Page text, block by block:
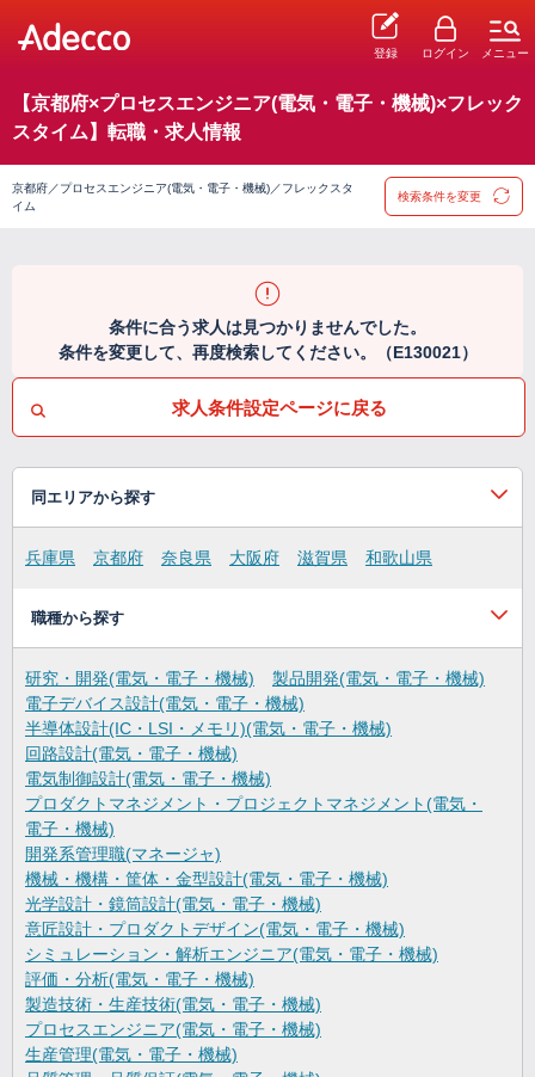
登録 ログイン メニュー
【京都府×プロセスエンジニア(電気・電子・機械)×フレック
スタイム】転職・求人情報
京都府／プロセスエンジニア(電気・電子・機械)／フレックスタ
イム
検索条件を変更
条件に合う求人は見つかりませんでした。
条件を変更して、再度検索してください。（E130021）
求人条件設定ページに戻る
同エリアから探す
兵庫県 京都府 奈良県 大阪府 滋賀県 和歌山県
職種から探す
研究・開発(電気・電子・機械)
製品開発(電気・電子・機械)
電子デバイス設計(電気・電子・機械)
半導体設計(IC・LSI・メモリ)(電気・電子・機械)
回路設計(電気・電子・機械)
電気制御設計(電気・電子・機械)
プロダクトマネジメント・プロジェクトマネジメント(電気・
電子・機械)
開発系管理職(マネージャ)
機械・機構・筐体・金型設計(電気・電子・機械)
光学設計・鏡筒設計(電気・電子・機械)
意匠設計・プロダクトデザイン(電気・電子・機械)
シミュレーション・解析エンジニア(電気・電子・機械)
評価・分析(電気・電子・機械)
製造技術・生産技術(電気・電子・機械)
プロセスエンジニア(電気・電子・機械)
生産管理(電気・電子・機械)